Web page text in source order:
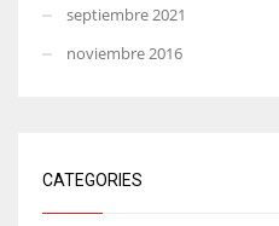
septiembre 2021
noviembre 2016
CATEGORIES